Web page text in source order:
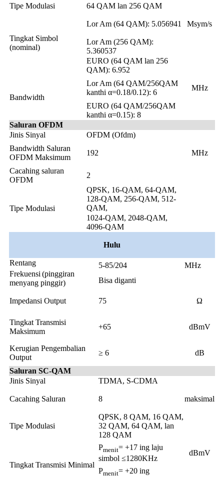
Tipe Modulasi
64 QAM lan 256 QAM
Tingkat Simbol
(nominal)
Lor Am (64 QAM): 5.056941 Msym/s
Lor Am (256 QAM):
5.360537
EURO (64 QAM lan 256
QAM): 6.952
Bandwidth
Lor Am (64 QAM/256QAM
kanthi α=0.18/0.12): 6
MHz
EURO (64 QAM/256QAM
kanthi α=0.15): 8
Saluran OFDM
Jinis Sinyal
OFDM (Ofdm)
Bandwidth Saluran
OFDM Maksimum
192 MHz
Cacahing saluran
OFDM
2
Tipe Modulasi
QPSK, 16-QAM, 64-QAM,
128-QAM, 256-QAM, 512-
QAM,
1024-QAM, 2048-QAM,
4096-QAM
Hulu
Rentang
Frekuensi(pinggiran
menyang pinggir)
5-85/204
MHz
Bisa diganti
Impedansi Output 75 Ω
Tingkat Transmisi
Maksimum
+65 dBmV
Kerugian Pengembalian
Output
≥ 6 dB
Saluran SC-QAM
Jinis Sinyal
TDMA, S-CDMA
Cacahing Saluran 8 maksimal
Tipe Modulasi
QPSK, 8 QAM, 16 QAM,
32 QAM, 64 QAM, lan
128 QAM
Tingkat Transmisi Minimal
Pmenit= +17 ing laju
simbol ≤1280KHz
dBmV
Pmenit= +20 ing